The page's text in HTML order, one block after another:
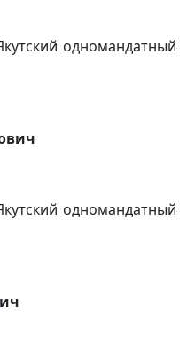
одномандатный
одномандатный